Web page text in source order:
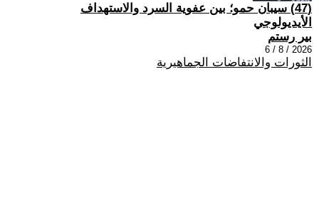
(47) سيبان حمو؛ بين عفوية السرد والاستهداف
الأيديولوجي
بير رستم
2026 / 8 / 6
الثورات والانتفاضات الجماهيرية